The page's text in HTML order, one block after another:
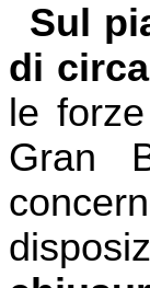
Sul
di
le
Gran